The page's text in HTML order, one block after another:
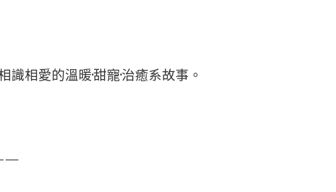
相愛的溫暖·甜寵·治癒系故事。